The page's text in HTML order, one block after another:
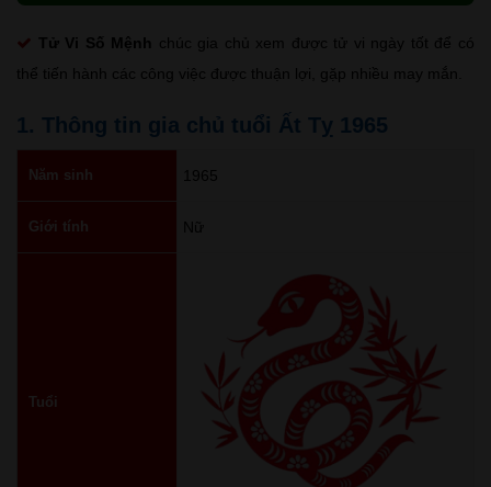
Tử Vi Số Mệnh chúc gia chủ xem được tử vi ngày tốt để có
thể tiến hành các công việc được thuận lợi, gặp nhiều may mắn.
1. Thông tin gia chủ tuổi Ất Tỵ 1965
Năm sinh 1965
Giới tính Nữ
Tuổi